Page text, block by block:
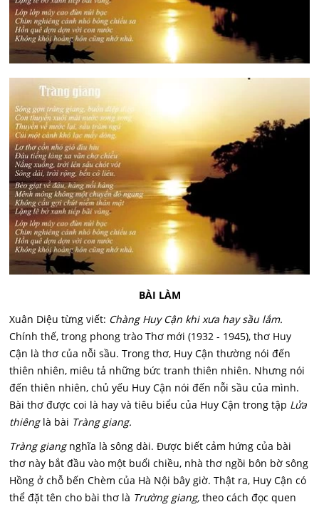
BÀI LÀM
Xuân Diệu từng viết: Chàng Huy Cận khi xưa hay sầu lắm.
Chính thế, trong phong trào Thơ mới (1932 - 1945), thơ Huy
Cận là thơ của nỗi sầu. Trong thơ, Huy Cận thường nói đến
thiên nhiên, miêu tả những bức tranh thiên nhiên. Nhưng nói
đến thiên nhiên, chủ yếu Huy Cận nói đến nỗi sầu của mình.
Bài thơ được coi là hay và tiêu biểu của Huy Cận trong tập Lửa
thiênglà bài Tràng giang.
Tràng giangnghĩa là sông dài. Được biết cảm hứng của bài
thơ này bắt đầu vào một buổi chiều, nhà thơ ngồi bôn bờ sông
Hồng ở chỗ bến Chèm của Hà Nội bây giờ. Thật ra, Huy Cận có
thể đặt tên cho bài thơ là Trường giang, theo cách đọc quen